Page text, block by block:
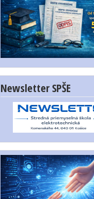
Newsletter SPŠE